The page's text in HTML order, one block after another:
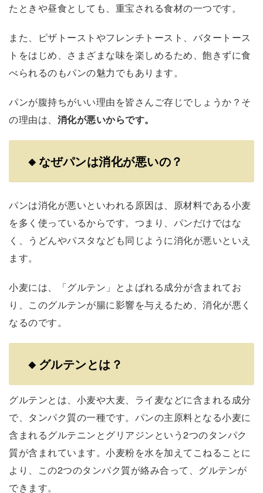
たときや昼食としても、重宝される食材の一つです。
また、ピザトーストやフレンチトースト、バタートース
トをはじめ、さまざまな味を楽しめるため、飽きずに食
べられるのもパンの魅力でもあります。
パンが腹持ちがいい理由を皆さんご存じでしょうか？そ
の理由は、 消化が悪いからです。
🔸なぜパンは消化が悪いの？
パンは消化が悪いといわれる原因は、原材料である小麦
を多く使っているからです。つまり、パンだけではな
く、うどんやパスタなども同じように消化が悪いといえ
ます。
小麦には、「グルテン」とよばれる成分が含まれてお
り、このグルテンが腸に影響を与えるため、消化が悪く
なるのです。
🔸 グルテンとは？
グルテンとは、小麦や大麦、ライ麦などに含まれる成分
で、タンパク質の一種です。パンの主原料となる小麦に
含まれるグルテニンとグリアジンという2つのタンパク
質が含まれています。小麦粉を水を加えてこねることに
より、この2つのタンパク質が絡み合って、グルテンが
できます。